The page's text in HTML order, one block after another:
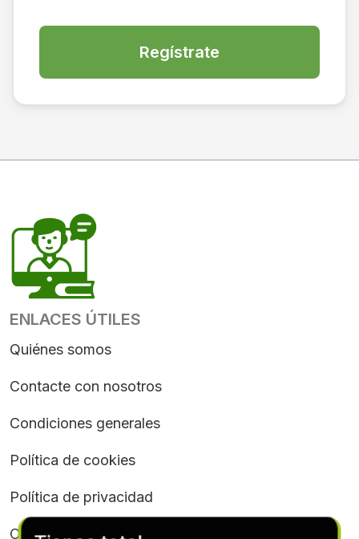
Regístrate
ENLACES ÚTILES
Quiénes somos
Contacte con nosotros
Condiciones generales
Política de cookies
Política de privacidad
Condiciones de suscripción